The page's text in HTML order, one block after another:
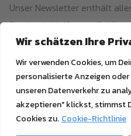
Wir schätzen Ihre
Wir verwenden Cookies, um
personalisierte Anzeigen
unseren Datenverkehr zu
akzeptieren" klickst, stimmst
Cookies zu. Cookie-Richtlinie
Unser Newsletter enthält
Druck mit Weißtoner,
Tonerübertragung, sowie
Abmeldung ist jederzeit
Email